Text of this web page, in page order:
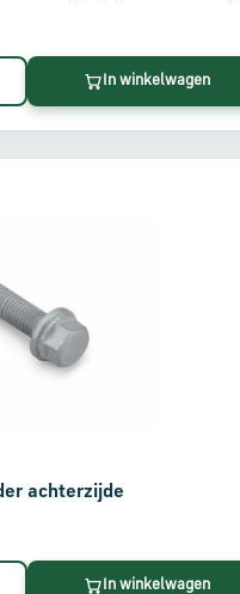
In winkelwagen
achterzijde
In winkelwagen